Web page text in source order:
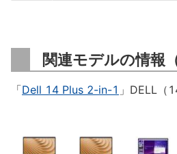
関連モデルの情報
「Dell 14 Plus 2-in-1 」DELL（